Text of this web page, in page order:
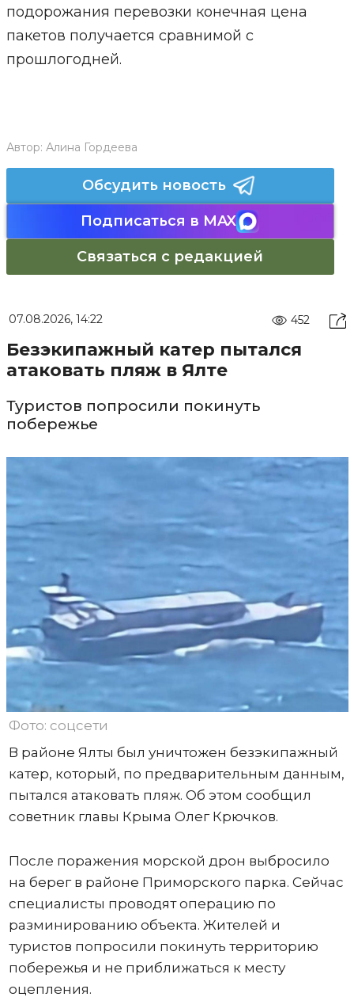
подорожания перевозки конечная цена
пакетов получается сравнимой с
прошлогодней.
Автор: Алина Гордеева
Обсудить новость
Подписаться в MAX
Связаться с редакцией
07.08.2026, 14:22 452
Безэкипажный катер пытался
атаковать пляж в Ялте
Туристов попросили покинуть
побережье
Фото: соцсети
В районе Ялты был уничтожен безэкипажный
катер, который, по предварительным данным,
пытался атаковать пляж. Об этом сообщил
советник главы Крыма Олег Крючков.
После поражения морской дрон выбросило
на берег в районе Приморского парка. Сейчас
специалисты проводят операцию по
разминированию объекта. Жителей и
туристов попросили покинуть территорию
побережья и не приближаться к месту
оцепления.